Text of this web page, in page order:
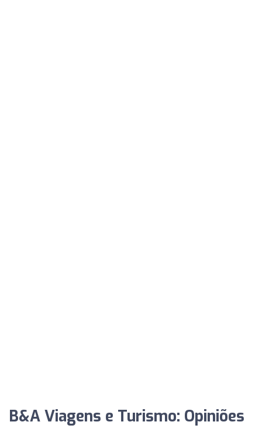
B&A Viagens e Turismo: Opiniões